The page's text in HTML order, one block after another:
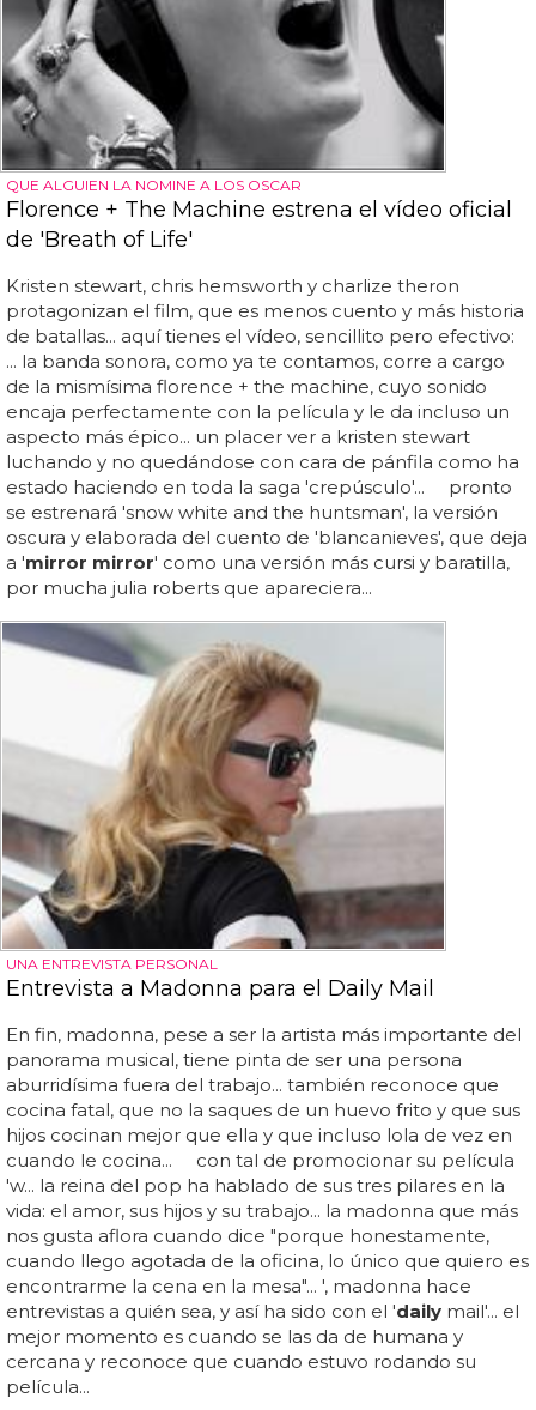
QUE ALGUIEN LA NOMINE A LOS OSCAR
Florence + The Machine estrena el vídeo oficial
de 'Breath of Life'
Kristen stewart, chris hemsworth y charlize theron
protagonizan el film, que es menos cuento y más historia
de batallas... aquí tienes el vídeo, sencillito pero efectivo:
... la banda sonora, como ya te contamos, corre a cargo
de la mismísima florence + the machine, cuyo sonido
encaja perfectamente con la película y le da incluso un
aspecto más épico... un placer ver a kristen stewart
luchando y no quedándose con cara de pánfila como ha
estado haciendo en toda la saga 'crepúsculo'... pronto
se estrenará 'snow white and the huntsman', la versión
oscura y elaborada del cuento de 'blancanieves', que deja
a 'mirror mirror' como una versión más cursi y baratilla,
por mucha julia roberts que apareciera...
UNA ENTREVISTA PERSONAL
Entrevista a Madonna para el Daily Mail
En fin, madonna, pese a ser la artista más importante del
panorama musical, tiene pinta de ser una persona
aburridísima fuera del trabajo... también reconoce que
cocina fatal, que no la saques de un huevo frito y que sus
hijos cocinan mejor que ella y que incluso lola de vez en
cuando le cocina... con tal de promocionar su película
'w... la reina del pop ha hablado de sus tres pilares en la
vida: el amor, sus hijos y su trabajo... la madonna que más
nos gusta aflora cuando dice "porque honestamente,
cuando llego agotada de la oficina, lo único que quiero es
encontrarme la cena en la mesa"... ', madonna hace
entrevistas a quién sea, y así ha sido con el 'daily mail'... el
mejor momento es cuando se las da de humana y
cercana y reconoce que cuando estuvo rodando su
película...